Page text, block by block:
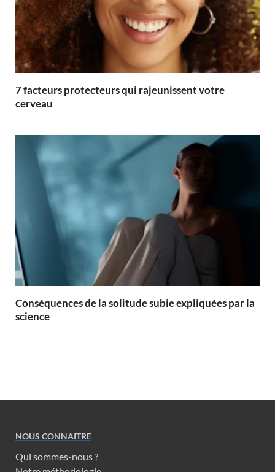
7 facteurs protecteurs qui rajeunissent votre
cerveau
Conséquences de la solitude subie expliquées par la
science
NOUS CONNAITRE
Qui sommes-nous ?